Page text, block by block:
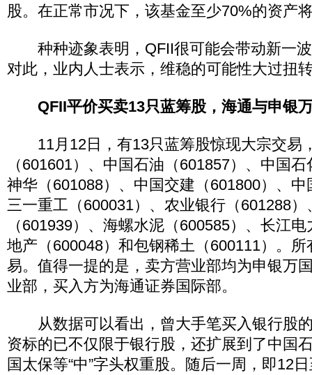
股。在正常市况下，该基金至少70%的资产
种种迹象表明，QFII很可能会带动新一波
对此，业内人士表示，维稳的可能性大过扭
QFII平价买卖13只蓝筹股， 海通与申银
11月12日，有13只蓝筹股惊现大宗交易
（601601）、中国石油（601857）、中国
神华（601088）、中国交建（601800）、
三一重工（600031）、农业银行（601288）
（601939）、海螺水泥（600585）、长江
地产（600048）和包钢稀土（600111）。
易。值得一提的是，卖方营业部均为申银万
业部，买入方为海通证券国际部。
从数据可以看出，曾大手笔买入银行股
资标的已不仅限于银行股，还扩展到了中国
国太保等“中”字头权重股。随后一周，即12